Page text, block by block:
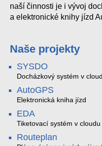
naší činnosti je i vývoj
a elektronické knihy jízd
Naše projekty
SYSDO
Docházkový systém v
AutoGPS
Elektronická kniha jízd
EDA
Tiketovací systém v cloudu
Routeplan